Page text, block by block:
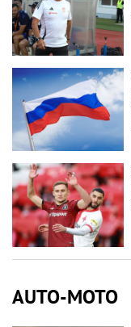
AUTO-MOTO